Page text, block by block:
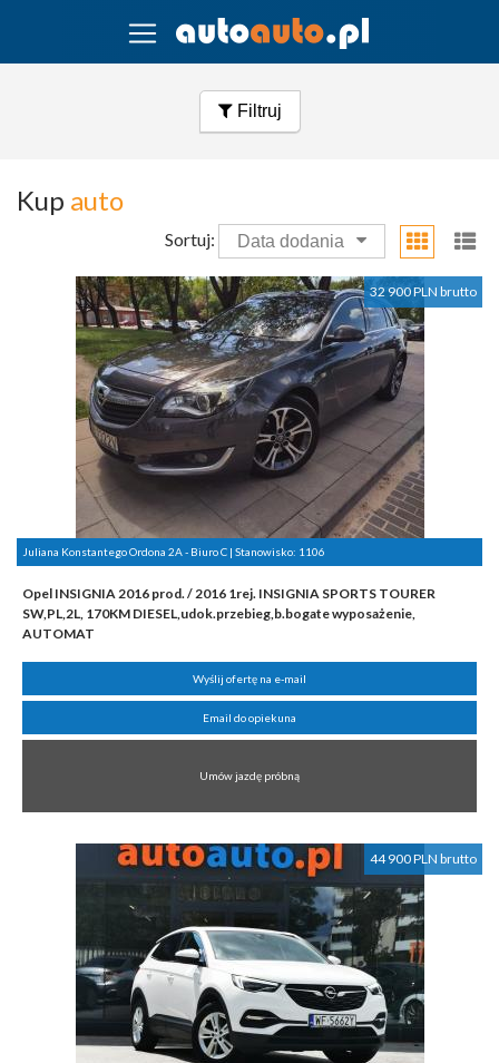
Filtruj
Kup auto
Sortuj: Data dodania
32 900 PLN brutto
Juliana Konstantego Ordona 2A - Biuro C | Stanowisko: 1106
Opel INSIGNIA 2016 prod. / 2016 1rej. INSIGNIA SPORTS TOURER
SW,PL,2L, 170KM DIESEL,udok.przebieg,b.bogate wyposażenie,
AUTOMAT
Wyślij ofertę na e-mail
Email do opiekuna
Umów jazdę próbną
44 900 PLN brutto